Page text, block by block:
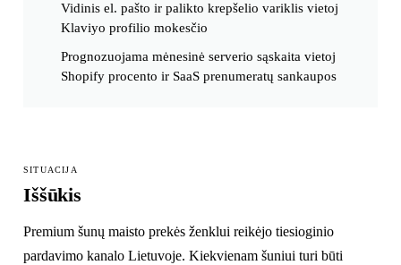
Vidinis el. pašto ir palikto krepšelio variklis vietoj
Klaviyo profilio mokesčio
Prognozuojama mėnesinė serverio sąskaita vietoj
Shopify procento ir SaaS prenumeratų sankaupos
SITUACIJA
Iššūkis
Premium šunų maisto prekės ženklui reikėjo tiesioginio
pardavimo kanalo Lietuvoje. Kiekvienam šuniui turi būti